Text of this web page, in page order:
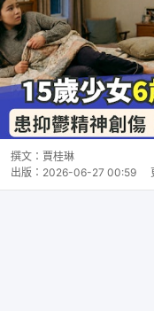
撰文： 賈桂琳
出版： 2026-06-27 00:59